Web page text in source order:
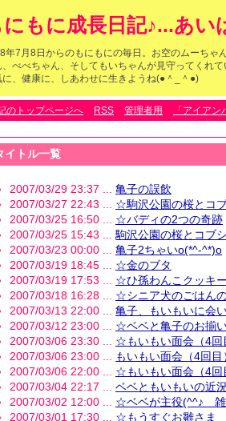
にもに成長日記♪...あい
年7月8日からのもにもにの毎日。お空のムーちゃ
、べべちゃん、そしてもいちゃんが見守ってくれ
に、健康に、しあわせに生きようね(●＾_＾●)
のトップページへ RSS 管理者用 「アイア
イトル一覧
2007/03/29 23:37 ... 亀子の誤飲
2007/03/27 22:43 ... ☆駒沢公園の桜とコ
2007/03/25 16:50 ... ☆バディの2つの奇跡
2007/03/25 15:43 ... 駒沢公園の桜とコブ
2007/03/23 00:00 ... 亀子2ちゃいo(*^-^*)o
2007/03/19 18:45 ... ☆金のブタ
2007/03/19 17:53 ... ☆ひ孫わんこクッキ
2007/03/18 16:28 ... ☆シニア犬のごはん
2007/03/13 22:00 ... 亀子、もいもいに会
2007/03/12 23:00 ... ☆ベベと亀子のお揃
2007/03/06 23:30 ... ☆もいもい面会（4回
2007/03/06 23:00 ...
もいもい面会（4回
2007/03/06 22:00 ... ☆もいもい面会（4回
2007/03/04 22:17 ... ベベともいもいの近
2007/03/02 12:00 ... ☆ベベが主役(^^♪ 雑
2007/03/01 17:30 ... ☆もうすぐお雛さま